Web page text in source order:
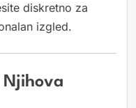
diskretno za
izgled.
Njihova